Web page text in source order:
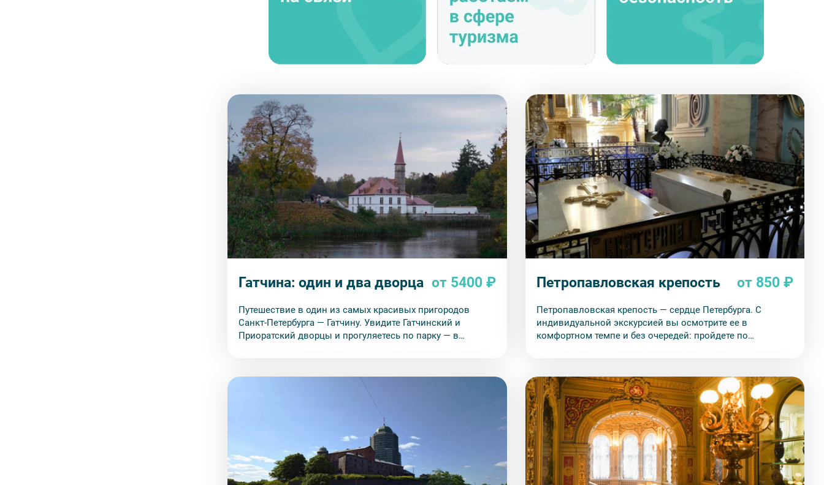
Гатчина: один и два дворца от 5400 ₽
Путешествие в один из самых красивых пригородов
Санкт-Петербурга — Гатчину. Увидите Гатчинский и
Приоратский дворцы и прогуляетесь по парку — в
Петропавловская крепость от 850 ₽
Петропавловская крепость — сердце Петербурга. С
индивидуальной экскурсией вы осмотрите ее в
комфортном темпе и без очередей: пройдете по